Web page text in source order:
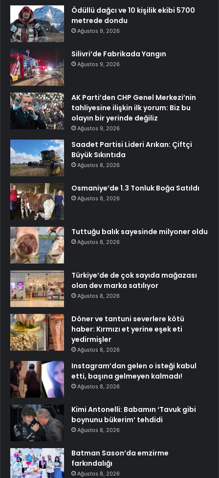
Ödüllü dağcı ve 10 kişilik ekibi 5700
metrede dondu
Ağustos 9, 2026
Silivri’de Fabrikada Yangın
Ağustos 9, 2026
AK Parti’den CHP Genel Merkezi’nin
tahliyesine ilişkin ilk yorum: Biz bu
olayın bir yerinde değiliz
Ağustos 9, 2026
Saadet Partisi Lideri Arıkan: Çiftçi
Büyük Sıkıntıda
Ağustos 8, 2026
Osmaniye’de 1.3 Tonluk Boğa Satıldı
Ağustos 8, 2026
Tuttuğu balık sayesinde milyoner oldu
Ağustos 8, 2026
Türkiye’de de çok sayıda mağazası
olan dev marka satılıyor
Ağustos 8, 2026
Döner ve tantuni severlere kötü
haber: Kırmızı et yerine eşek eti
yedirmişler
Ağustos 8, 2026
Instagram’dan gelen o isteği kabul
etti, başına gelmeyen kalmadı!
Ağustos 8, 2026
Kimi Antonelli: Babamın ‘Tavuk gibi
boynunu bükerim’ tehdidi
Ağustos 8, 2026
Batman Sason’da emzirme
farkındalığı
Ağustos 8, 2026